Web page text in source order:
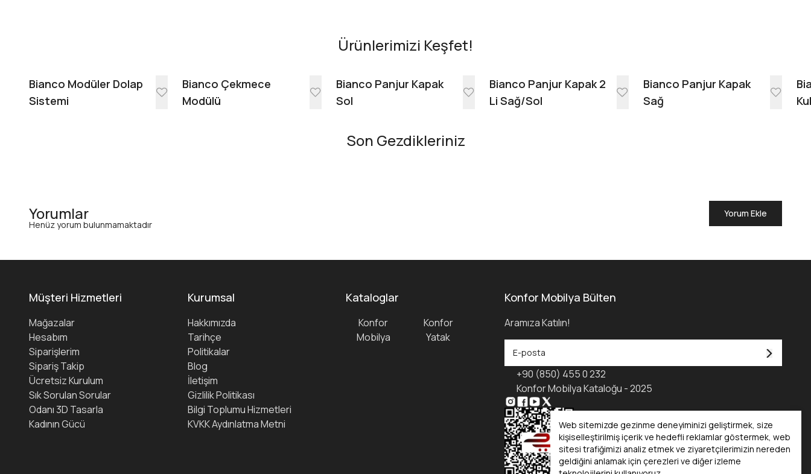
Web sitemizde gezinme deneyiminizi geliştirmek, size
kişiselleştirilmiş içerik ve hedefli reklamlar göstermek, web
sitesi trafiğimizi analiz etmek ve ziyaretçilerimizin nereden
geldiğini anlamak için çerezleri ve diğer izleme
Ürünlerimizi Keşfet!
Bianco Modüler Dolap
Sistemi
Bianco Çekmece
Modülü
Bianco Panjur Kapak
Sol
Bianco Panjur Kapak 2
Li Sağ/Sol
Bianco Panjur Kapak
Sağ
Son Gezdikleriniz
Yorumlar
Yorum Ekle
Henüz yorum bulunmamaktadır
Müşteri Hizmetleri
Mağazalar
Hesabım
Siparişlerim
Sipariş Takip
Ücretsiz Kurulum
Sık Sorulan Sorular
Odanı 3D Tasarla
Kadının Gücü
Kurumsal
Hakkımızda
Tarihçe
Politikalar
Blog
İletişim
Gizlilik Politikası
Bilgi Toplumu Hizmetleri
KVKK Aydınlatma Metni
Kataloglar
Konfor
Mobilya
Konfor
Yatak
Konfor Mobilya Bülten
Aramıza Katılın!
+90 (850) 455 0 232
Konfor Mobilya Kataloğu - 2025